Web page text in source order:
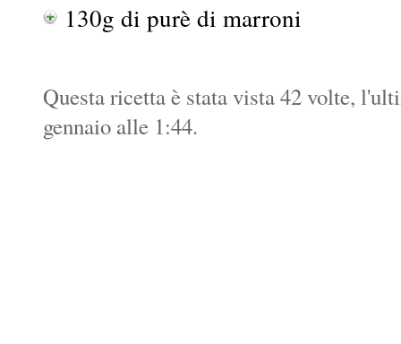
130g di purè di marroni
Questa ricetta è stata vista 42 volte,
gennaio alle 1:44.